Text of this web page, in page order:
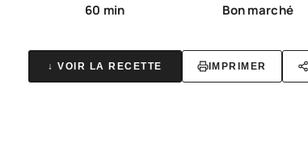
60 min Bon marché
↓ VOIR LA RECETTE IMPRIMER